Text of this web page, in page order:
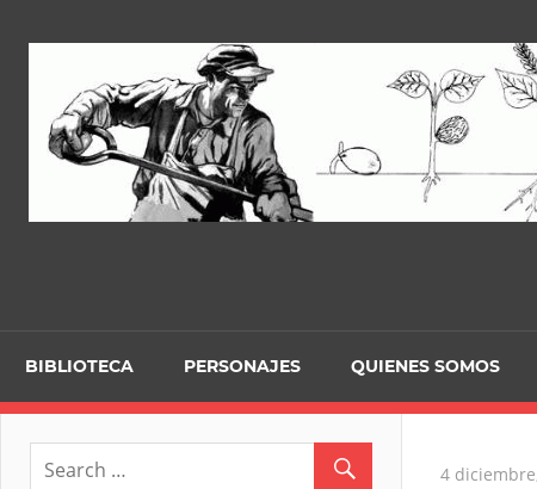
BIBLIOTECA PERSONAJES QUIENES SOMOS
4